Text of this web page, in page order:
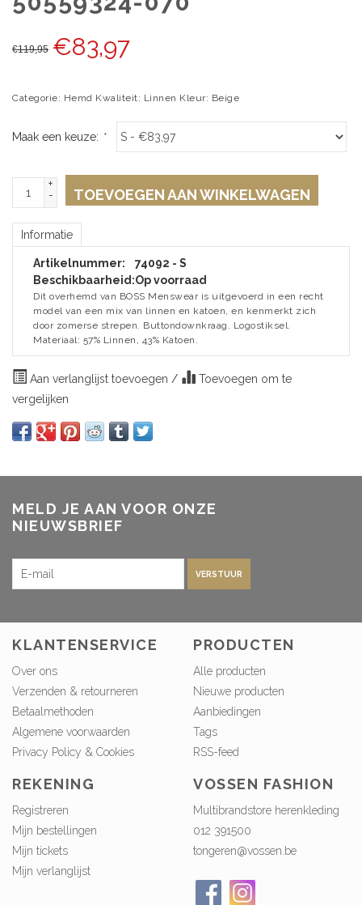
€119,95 €83,97
Categorie: Hemd Kwaliteit: Linnen Kleur: Beige
Maak een keuze: *
+
-
TOEVOEGEN AAN WINKELWAGEN
Informatie
Artikelnummer:
74092 - S
Beschikbaarheid:Op voorraad
Dit overhemd van BOSS Menswear is uitgevoerd in een recht
model van een mix van linnen en katoen, en kenmerkt zich
door zomerse strepen. Buttondownkraag. Logostiksel.
Materiaal: 57% Linnen, 43% Katoen.
Aan verlanglijst toevoegen /
Toevoegen om te
vergelijken
MELD JE AAN VOOR ONZE
NIEUWSBRIEF
VERSTUUR
KLANTENSERVICE
Over ons
Verzenden & retourneren
Betaalmethoden
Algemene voorwaarden
Privacy Policy & Cookies
PRODUCTEN
Alle producten
Nieuwe producten
Aanbiedingen
Tags
RSS-feed
REKENING
Registreren
Mijn bestellingen
Mijn tickets
Mijn verlanglijst
VOSSEN FASHION
Multibrandstore herenkleding
012 391500
tongeren@vossen.be